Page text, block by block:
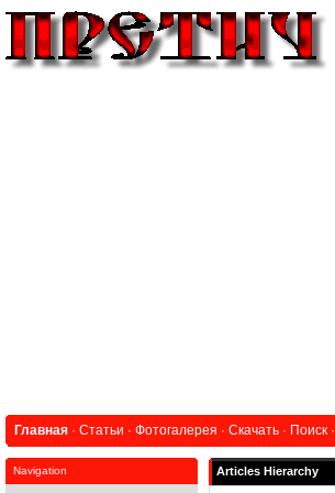
Главная · Статьи · Фотогалерея · Скачать · Поиск ·
Navigation Articles Hierarchy